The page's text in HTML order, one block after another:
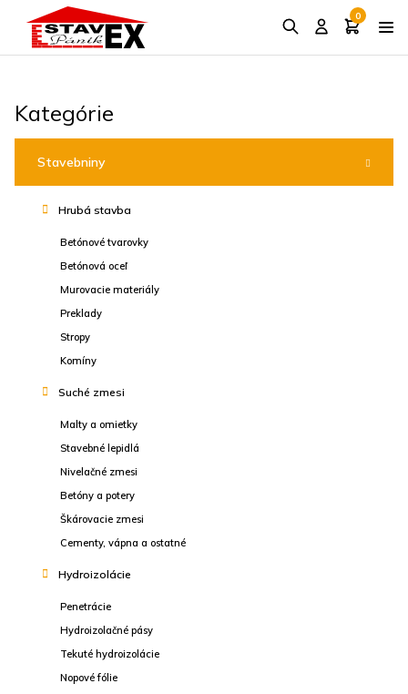
0
Kategórie
Stavebniny
Hrubá stavba
Betónové tvarovky
Betónová oceľ
Murovacie materiály
Preklady
Stropy
Komíny
Suché zmesi
Malty a omietky
Stavebné lepidlá
Nivelačné zmesi
Betóny a potery
Škárovacie zmesi
Cementy, vápna a ostatné
Hydroizolácie
Penetrácie
Hydroizolačné pásy
Tekuté hydroizolácie
Nopové fólie